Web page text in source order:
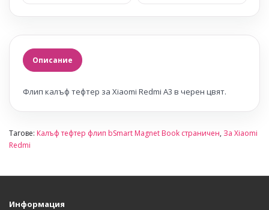
Описание
Флип калъф тефтер за Xiaomi Redmi A3 в черен цвят.
Тагове: Калъф тефтер флип bSmart Magnet Book страничен, За Xiaomi
Redmi
Информация